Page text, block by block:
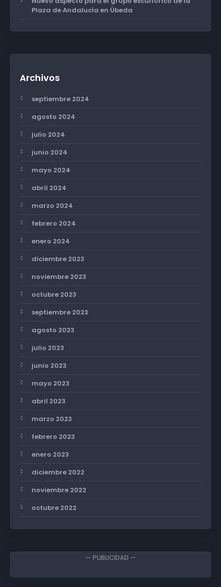
Plaza de Andalucía en Úbeda
Archivos
septiembre 2024
agosto 2024
julio 2024
junio 2024
mayo 2024
abril 2024
marzo 2024
febrero 2024
enero 2024
diciembre 2023
noviembre 2023
octubre 2023
septiembre 2023
agosto 2023
julio 2023
junio 2023
mayo 2023
abril 2023
marzo 2023
febrero 2023
enero 2023
diciembre 2022
noviembre 2022
octubre 2022
— PUBLICIDAD —